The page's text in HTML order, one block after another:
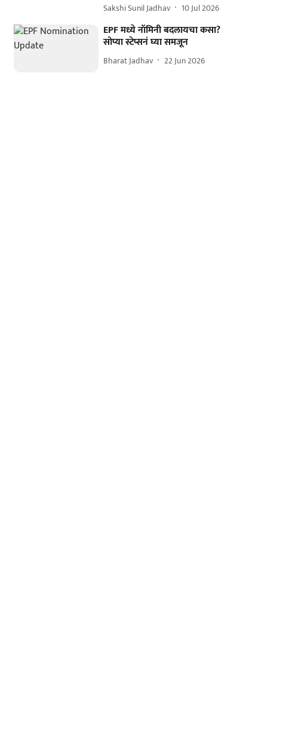
Sakshi Sunil Jadhav 10 Jul 2026
EPF मध्ये नॉमिनी बदलायचा कसा?
सोप्या स्टेप्सनं घ्या समजून
Bharat Jadhav 22 Jun 2026